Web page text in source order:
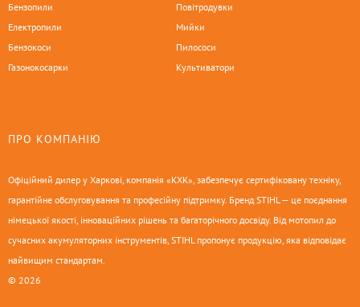
Бензопили
Електропили
Бензокоси
Газонокосарки
Повітродувки
Мийки
Пилососи
Культиватори
ПРО КОМПАНІЮ
Офіційний дилер у Харкові, компанія «КХК», забезпечує сертифіковану техніку,
гарантійне обслуговування та професійну підтримку. Бренд STIHL — це поєднання
німецької якості, інноваційних рішень та багаторічного досвіду. Від мотопил до
сучасних акумуляторних інструментів, STIHL пропонує продукцію, яка відповідає
найвищим стандартам.
© 2026